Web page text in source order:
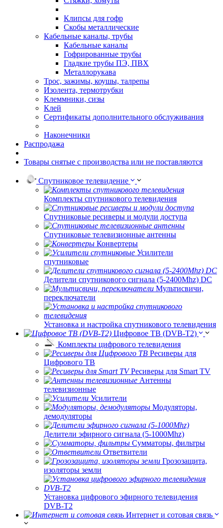
Клипсы для гофр
Скобы металлические
Кабельные каналы, трубы
Кабельные каналы
Гофрированные трубы
Гладкие трубы ПЭ, ПВХ
Металлорукава
Трос, зажимы, коушы, талрепы
Изолента, термотрубки
Клеммники, сизы
Клей
Сертификаты дополнительного обслуживания
Наконечники
Распродажа
Товары снятые с производства или не поставляются
Спутниковое телевидение
Комплекты спутникового телевидения
Спутниковые ресиверы и модули доступа
Спутниковые телевизионные антенны
Конвертеры
Усилители
спутниковые
Делители спутникового сигнала (5-2400Mhz) DC
Мультисвичи,
переключатели
Установка и настройка спутникового телевидения
Цифровое ТВ (DVB-T2)
Комплекты цифрового телевидения
Ресиверы для
Цифрового ТВ
Ресиверы для Smart TV
Антенны
телевизионные
Усилители
Модуляторы,
демодуляторы
Делители эфирного сигнала (5-1000Mhz)
Сумматоры, фильтры
Ответвители
Грозозащита,
изоляторы земли
Установка цифрового эфирного телевидения
DVB-T2
Интернет и сотовая связь